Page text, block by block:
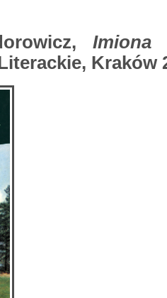
Imiona
Kraków